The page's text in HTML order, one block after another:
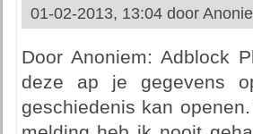
01-02-2013, 13:04 door
Door Anoniem: Adblock
deze ap je gegevens
geschiedenis kan